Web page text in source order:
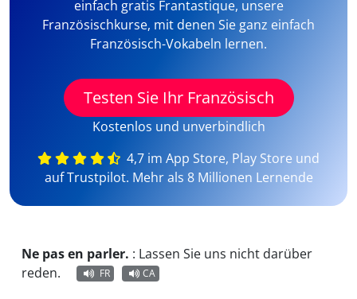
einfach gratis Frantastique, unsere
Französischkurse, mit denen Sie ganz einfach
Französisch-Vokabeln lernen.
Testen Sie Ihr Französisch
Kostenlos und unverbindlich
4,7 im App Store, Play Store und
auf Trustpilot. Mehr als 8 Millionen Lernende
Ne pas en parler. : Lassen Sie uns nicht darüber
reden.
FR CA